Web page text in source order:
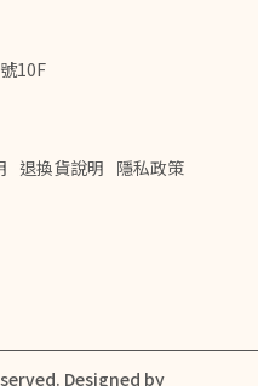
10F
退換貨說明 隱私政策
Designed by